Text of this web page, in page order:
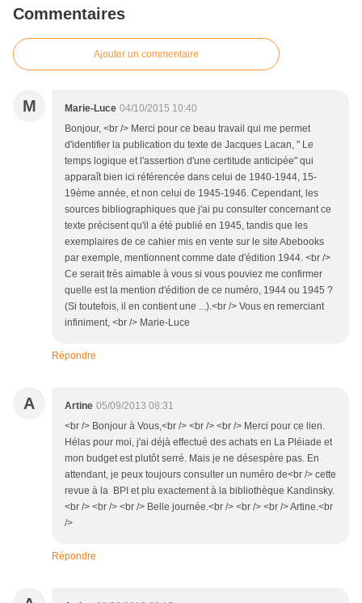
Commentaires
Ajouter un commentaire
M Marie-Luce 04/10/2015 10:40
Bonjour, <br /> Merci pour ce beau travail qui me permet
d'identifier la publication du texte de Jacques Lacan, " Le
temps logique et l'assertion d'une certitude anticipée" qui
apparaît bien ici référencée dans celui de 1940-1944, 15-
19ème année, et non celui de 1945-1946. Cependant, les
sources bibliographiques que j'ai pu consulter concernant ce
texte précisent qu'il a été publié en 1945, tandis que les
exemplaires de ce cahier mis en vente sur le site Abebooks
par exemple, mentionnent comme date d'édition 1944. <br />
Ce serait très aimable à vous si vous pouviez me confirmer
quelle est la mention d'édition de ce numéro, 1944 ou 1945 ?
(Si toutefois, il en contient une ...).<br /> Vous en remerciant
infiniment, <br /> Marie-Luce
Répondre
A Artine 05/09/2013 08:31
<br /> Bonjour à Vous,<br /> <br /> <br /> Merci pour ce lien.
Hélas pour moi, j'ai déjà effectué des achats en La Pléiade et
mon budget est plutôt serré. Mais je ne désespère pas. En
attendant, je peux toujours consulter un numéro de<br /> cette
revue à la BPI et plu exactement à la bibliothèque Kandinsky.
<br /> <br /> <br /> Belle journée.<br /> <br /> <br /> Artine.<br
/>
Répondre